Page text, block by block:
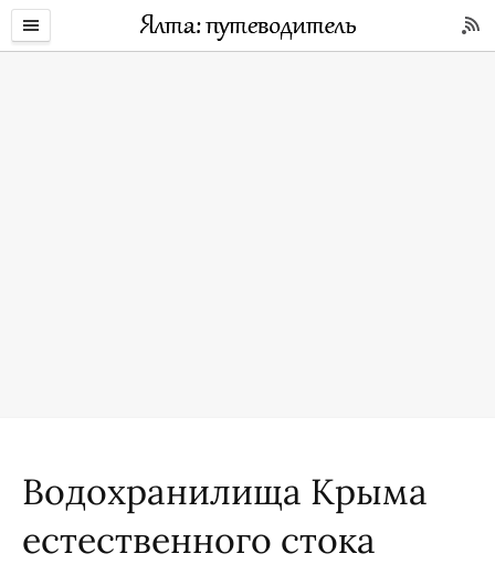
Водохранилища Крыма
естественного стока